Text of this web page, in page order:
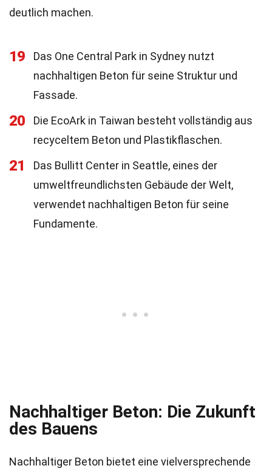
deutlich machen.
19
Das One Central Park in Sydney nutzt
nachhaltigen Beton für seine Struktur und
Fassade.
20
Die EcoArk in Taiwan besteht vollständig aus
recyceltem Beton und Plastikflaschen.
21
Das Bullitt Center in Seattle, eines der
umweltfreundlichsten Gebäude der Welt,
verwendet nachhaltigen Beton für seine
Fundamente.
Nachhaltiger Beton: Die Zukunft
des Bauens
Nachhaltiger Beton bietet eine vielversprechende